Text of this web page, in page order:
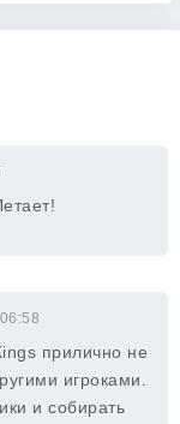
прилично не
игроками.
и собирать